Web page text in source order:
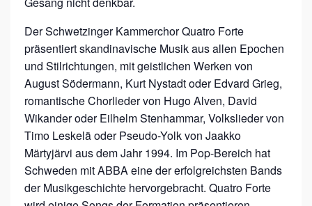
S
C
H
E
R
E
I
S
E
Der Schwetzinger Kammerchor Quatro Forte
präsentiert skandinavische Musik aus allen Epochen
und Stilrichtungen, mit geistlichen Werken von
August Södermann, Kurt Nystadt oder Edvard Grieg,
romantische Chorlieder von Hugo Alven, David
Wikander oder Eilhelm Stenhammar, Volkslieder von
Timo Leskelä oder Pseudo-Yolk von Jaakko
Märtyjärvi aus dem Jahr 1994. Im Pop-Bereich hat
Schweden mit ABBA eine der erfolgreichsten Bands
der Musikgeschichte hervorgebracht. Quatro Forte